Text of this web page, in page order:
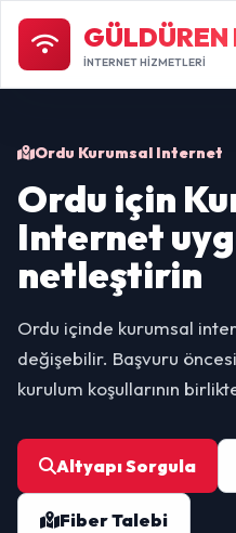
GÜLDÜREN
İNTERNET HİZMETLERİ
Ordu Kurumsal Internet
Ordu için
Internet
netleştirin
Ordu içinde kurumsal
değişebilir. Başvuru
kurulum koşullarının
Altyapı Sorgula
Fiber Talebi